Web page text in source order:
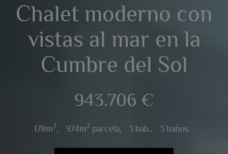
Chalet moderno con
vistas al mar en la
Cumbre del Sol
943.706 €
178m2, 974m2 parcela, 3 hab., 3 baños